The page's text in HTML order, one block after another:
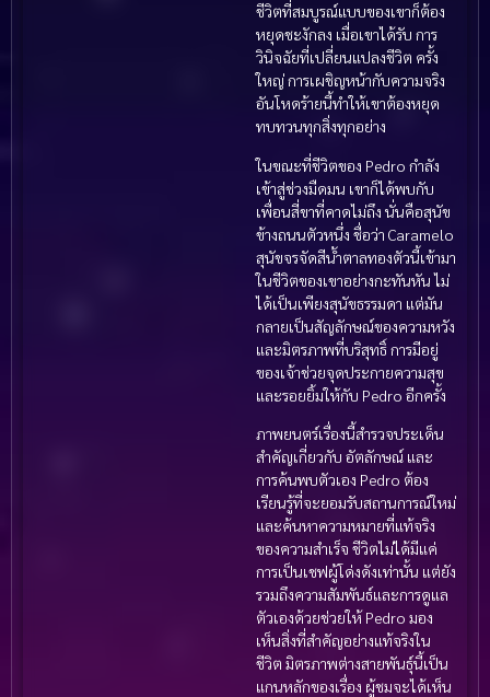
ชีวิตที่สมบูรณ์แบบของเขาก็ต้อง
หยุดชะงักลง เมื่อเขาได้รับ การ
วินิจฉัยที่เปลี่ยนแปลงชีวิต ครั้ง
ใหญ่ การเผชิญหน้ากับความจริง
อันโหดร้ายนี้ทำให้เขาต้องหยุด
ทบทวนทุกสิ่งทุกอย่าง
ในขณะที่ชีวิตของ Pedro กำลัง
เข้าสู่ช่วงมืดมน เขาก็ได้พบกับ
เพื่อนสี่ขาที่คาดไม่ถึง นั่นคือสุนัข
ข้างถนนตัวหนึ่ง ชื่อว่า Caramelo
สุนัขจรจัดสีน้ำตาลทองตัวนี้เข้ามา
ในชีวิตของเขาอย่างกะทันหัน ไม่
ได้เป็นเพียงสุนัขธรรมดา แต่มัน
กลายเป็นสัญลักษณ์ของความหวัง
และมิตรภาพที่บริสุทธิ์ การมีอยู่
ของเจ้าช่วยจุดประกายความสุข
และรอยยิ้มให้กับ Pedro อีกครั้ง
ภาพยนตร์เรื่องนี้สำรวจประเด็น
สำคัญเกี่ยวกับ อัตลักษณ์ และ
การค้นพบตัวเอง Pedro ต้อง
เรียนรู้ที่จะยอมรับสถานการณ์ใหม่
และค้นหาความหมายที่แท้จริง
ของความสำเร็จ ชีวิตไม่ได้มีแค่
การเป็นเชฟผู้โด่งดังเท่านั้น แต่ยัง
รวมถึงความสัมพันธ์และการดูแล
ตัวเองด้วยช่วยให้ Pedro มอง
เห็นสิ่งที่สำคัญอย่างแท้จริงใน
ชีวิต มิตรภาพต่างสายพันธุ์นี้เป็น
แกนหลักของเรื่อง ผู้ชมจะได้เห็น